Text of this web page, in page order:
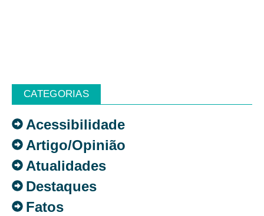
CATEGORIAS
Acessibilidade
Artigo/Opinião
Atualidades
Destaques
Fatos